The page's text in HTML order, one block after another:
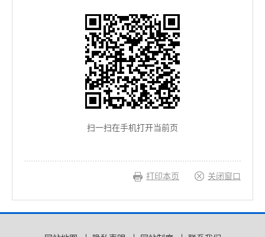
扫一扫在手机打开当前页
打印本页 关闭窗口